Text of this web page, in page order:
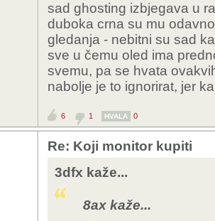
sad ghosting izbjegava u
duboka crna su mu
gledanja - nebitni su sad
sve u čemu oled ima
svemu, pa se hvata
nabolje je to ignorirat, jer
6 1 HVALA 0
Re: Koji monitor kupiti
3dfx kaže...
8ax kaže...